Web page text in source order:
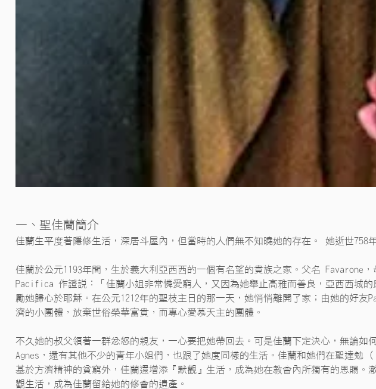
一、聖佳蘭簡介
佳蘭生平度著隱修生活，深居斗屋內，但當時的人們無不知曉她的存在。 她逝世758
佳蘭於公元1193年間，生於義大利亞西西的一個有名望的貴族之家。父名 Favarone
Pacifica 作證說：「佳蘭小姐非常憐愛窮人，又因為她舉止高雅而善良，亞西西城
勵她歸心於耶穌。在公元1212年的聖枝主日的那一天，她悄悄離開了家；由她的
濟的小團體，放棄世俗榮華富貴，而專心愛慕天主的團體。
不久她的叔父領著一群忿怒的親友，一心要把她帶回去。可是佳蘭下定決心，無論
Agnes，還有其他不少的青年小姐們，也跟了她度同樣的生活。佳蘭和她們在聖達勉
基於方濟精神的貧窮外，佳蘭還增添『默觀』生活，成為她在教會內所獨有的恩賜。
觀生活，成為佳蘭留給她的修會的遺產。